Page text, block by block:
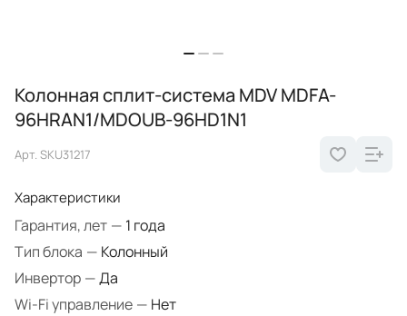
Колонная сплит-система MDV MDFA-
96HRAN1/MDOUB-96HD1N1
Арт. SKU31217
Характеристики
Гарантия, лет — 1 года
Тип блока — Колонный
Инвертор —Да
Wi-Fi управление — Нет